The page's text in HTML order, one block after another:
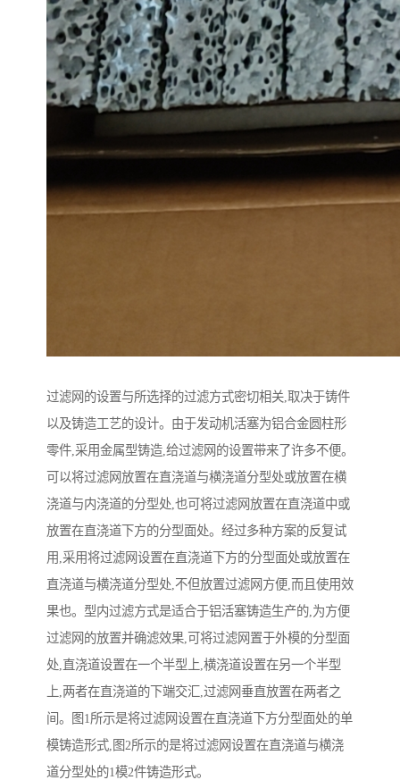
过滤网的设置与所选择的过滤方式密切相关,取决于铸件
以及铸造工艺的设计。由于发动机活塞为铝合金圆柱形
零件,采用金属型铸造,给过滤网的设置带来了许多不便。
可以将过滤网放置在直浇道与横浇道分型处或放置在横
浇道与内浇道的分型处,也可将过滤网放置在直浇道中或
放置在直浇道下方的分型面处。经过多种方案的反复试
用,采用将过滤网设置在直浇道下方的分型面处或放置在
直浇道与横浇道分型处,不但放置过滤网方便,而且使用效
果也。型内过滤方式是适合于铝活塞铸造生产的,为方便
过滤网的放置并确滤效果,可将过滤网置于外模的分型面
处,直浇道设置在一个半型上,横浇道设置在另一个半型
上,两者在直浇道的下端交汇,过滤网垂直放置在两者之
间。图1所示是将过滤网设置在直浇道下方分型面处的单
模铸造形式,图2所示的是将过滤网设置在直浇道与横浇
道分型处的1模2件铸造形式。